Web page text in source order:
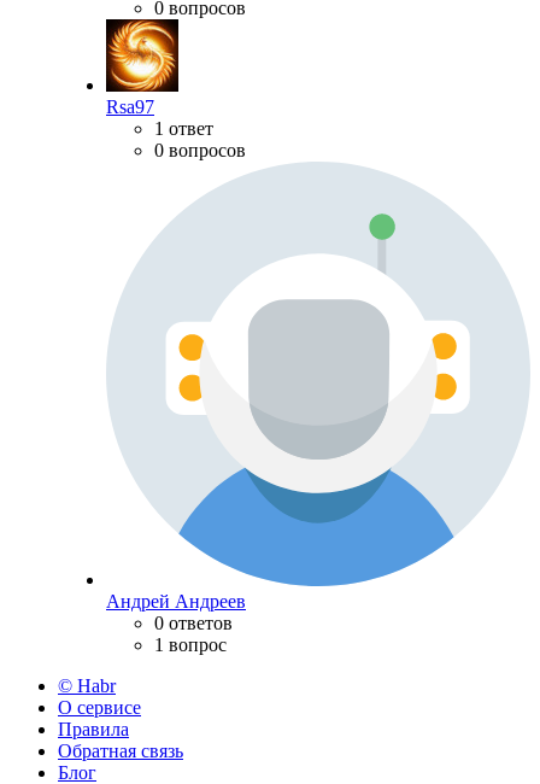
0 вопросов
Rsa97
1 ответ
0 вопросов
Андрей Андреев
0 ответов
1 вопрос
© Habr
О сервисе
Правила
Обратная связь
Блог